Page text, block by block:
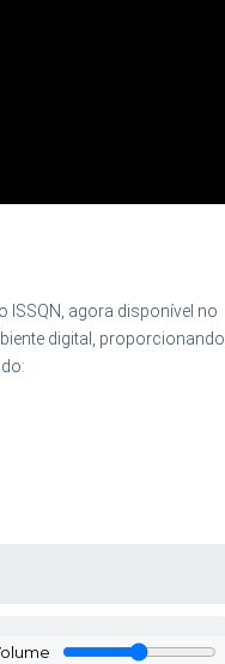
ISSQN, agora disponível no
digital, proporcionando